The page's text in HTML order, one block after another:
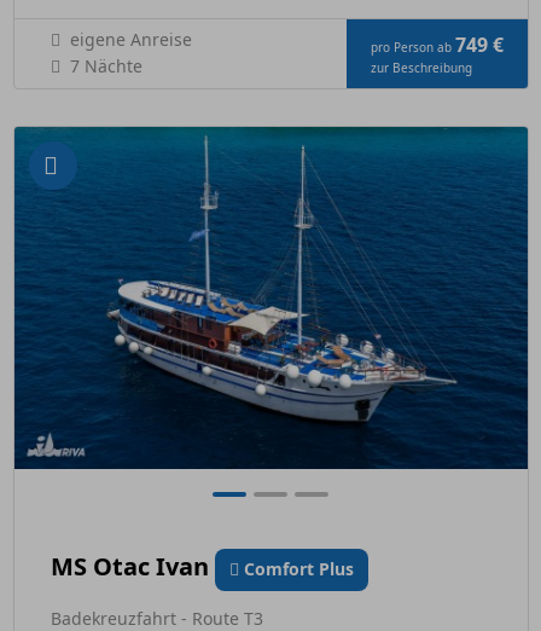
eigene Anreise
7 Nächte
pro Person ab 749 €
zur Beschreibung
MS Otac Ivan Comfort Plus
Badekreuzfahrt - Route T3